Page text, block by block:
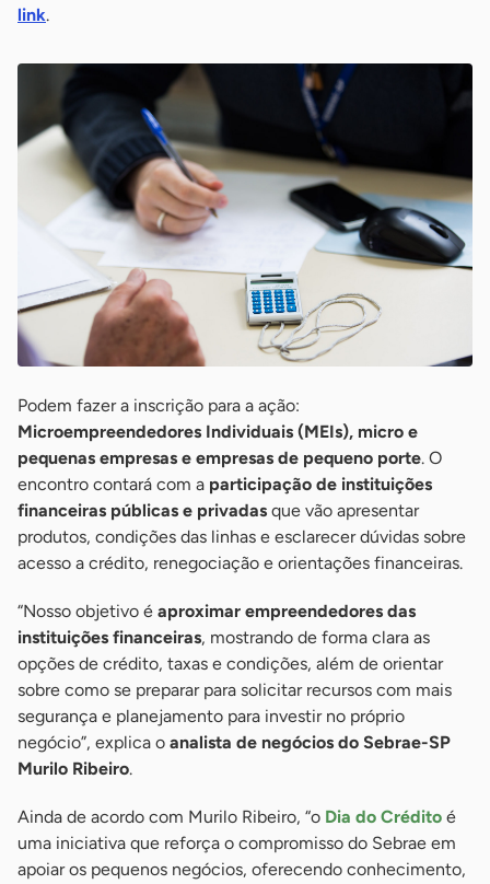
link.
Podem fazer a inscrição para a ação:
Microempreendedores Individuais (MEIs), micro e
pequenas empresas e empresas de pequeno porte. O
encontro contará com a participação de instituições
financeiras públicas e privadas que vão apresentar
produtos, condições das linhas e esclarecer dúvidas sobre
acesso a crédito, renegociação e orientações financeiras.
“Nosso objetivo é aproximar empreendedores das
instituições financeiras, mostrando de forma clara as
opções de crédito, taxas e condições, além de orientar
sobre como se preparar para solicitar recursos com mais
segurança e planejamento para investir no próprio
negócio”, explica o analista de negócios do Sebrae-SP
Murilo Ribeiro.
Ainda de acordo com Murilo Ribeiro, “o Dia do Crédito é
uma iniciativa que reforça o compromisso do Sebrae em
apoiar os pequenos negócios, oferecendo conhecimento,